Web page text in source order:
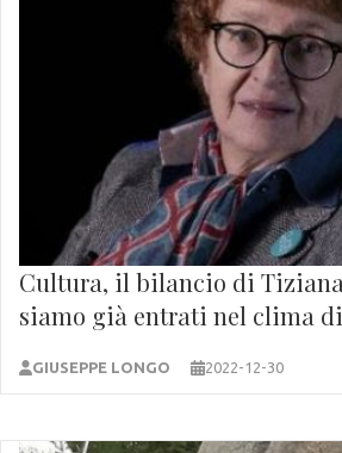
Cultura, il bilancio di
siamo già entrati nel clima di
GIUSEPPE LONGO 2022-12-30